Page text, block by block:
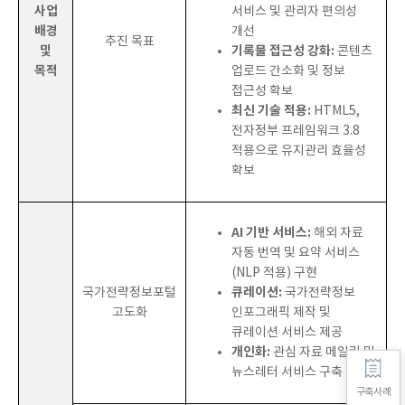
구축사례
사업
배경
및
목적
추진 목표
서비스 및 관리자 편의성
개선
기록물 접근성 강화: 콘텐츠
업로드 간소화 및 정보
접근성 확보
최신 기술 적용: HTML5,
전자정부 프레임워크 3.8
적용으로 유지관리 효율성
확보
국가전략정보포털
고도화
AI 기반 서비스: 해외 자료
자동 번역 및 요약 서비스
(NLP 적용) 구현
큐레이션: 국가전략정보
인포그래픽 제작 및
큐레이션 서비스 제공
개인화: 관심 자료 메일링 및
뉴스레터 서비스 구축